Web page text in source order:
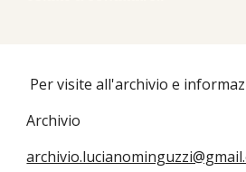
Per visite all'archivio e
Archivio